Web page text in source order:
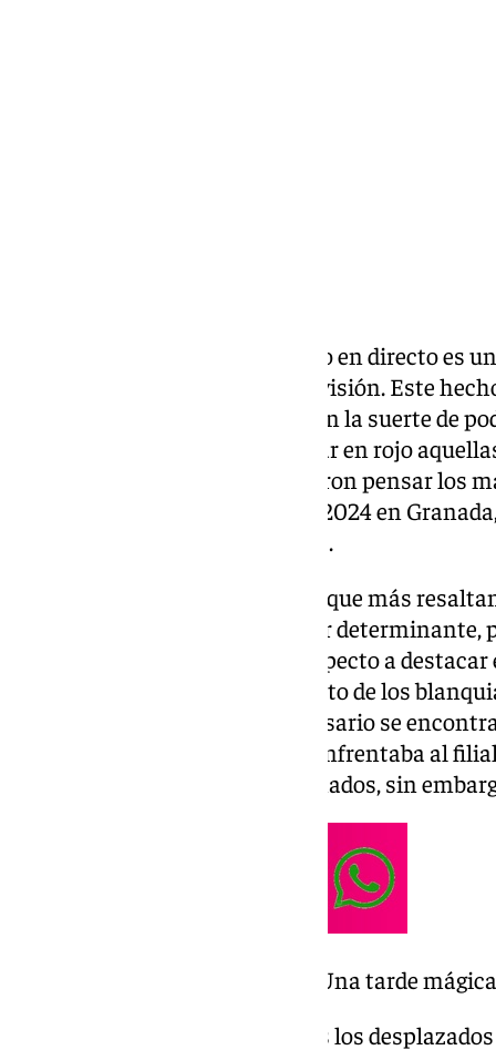
Dicen que presenciar un partido en directo es
distinta a la de hacerlo por televisión. Este
aquellos privilegiados que tienen la suerte de
visitante, quienes suelen marcar en rojo
pueden desplazarse. Esto debieron pensar los
plantaron aquel 27 de enero de 2024 en
especiales por diversos motivos.
El primero de ellos, y uno de los que más
Aquel partido estaba lejos de ser determinante,
del campeonato de liga. Otro aspecto a
estaba lejos de ser un rival directo de los
ascenso, mientras que su adversario se
entidad del equipo, y es que se enfrentaba al
haber frenado a muchos aficionados, sin
malaguistas! ¡Una tarde
Buen regreso a casa a todos los